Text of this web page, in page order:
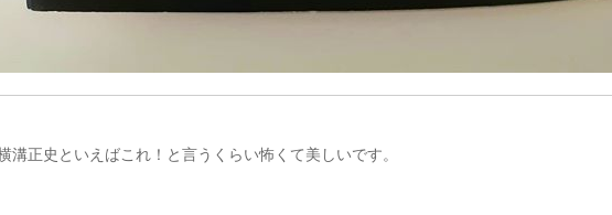
溝正史といえばこれ！と言うくらい怖くて美しいです。